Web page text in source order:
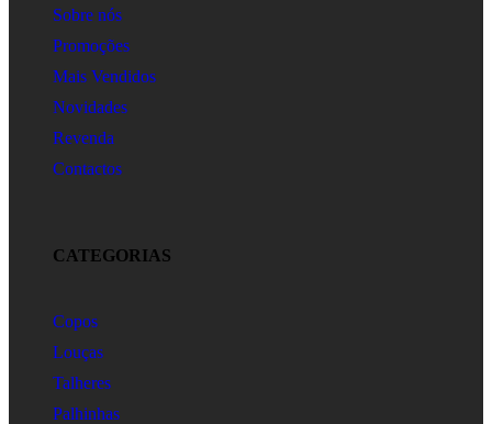
Sobre nós
Promoções
Mais Vendidos
Novidades
Revenda
Contactos
CATEGORIAS
Copos
Louças
Talheres
Palhinhas